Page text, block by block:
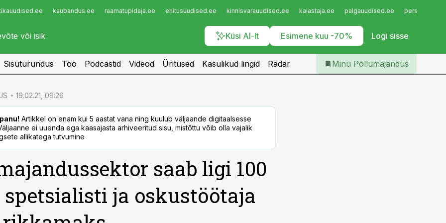
kaubandus.ee raamatupidaja.ee ehitusuudised.ee kinnisvarauudised.ee kalastaja.ee palgauudised.ee
Küsi AI-lt Esimene kuu -70% Logi sisse
Infopank
Iseteenindus
Telli Põllumajandus
Sisuturundus Töö Podcastid Videod Üritused Kasulikud lingid Radar Minu Põllumajandus
19.02.21, 09:26
Artikkel on enam kui 5 aastat vana ning kuulub väljaande digitaalsesse
ei uuenda ega kaasajasta arhiveeritud sisu, mistõttu võib olla vajalik
allikatega tutvumine
saab ligi 100
spetsialisti ja oskustöötaja